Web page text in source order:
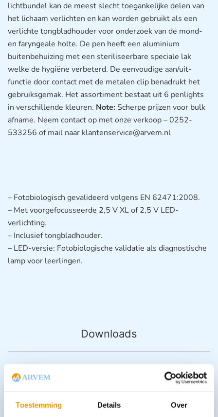
Toestemming Details Over
Downloads
lichtbundel kan de meest slecht toegankelijke delen van
het lichaam verlichten en kan worden gebruikt als een
verlichte tongbladhouder voor onderzoek van de mond-
en faryngeale holte. De pen heeft een aluminium
buitenbehuizing met een steriliseerbare speciale lak
welke de hygiëne verbeterd. De eenvoudige aan/uit-
functie door contact met de metalen clip benadrukt het
gebruiksgemak. Het assortiment bestaat uit 6 penlights
in verschillende kleuren. Note: Scherpe prijzen voor bulk
afname. Neem contact op met onze verkoop – 0252-
533256 of mail naar klantenservice@arvem.nl
– Fotobiologisch gevalideerd volgens EN 62471:2008.
– Met voorgefocusseerde 2,5 V XL of 2,5 V LED-
verlichting.
– Inclusief tongbladhouder.
– LED-versie: Fotobiologische validatie als diagnostische
lamp voor leerlingen.
Andere producten in deze
categorie: